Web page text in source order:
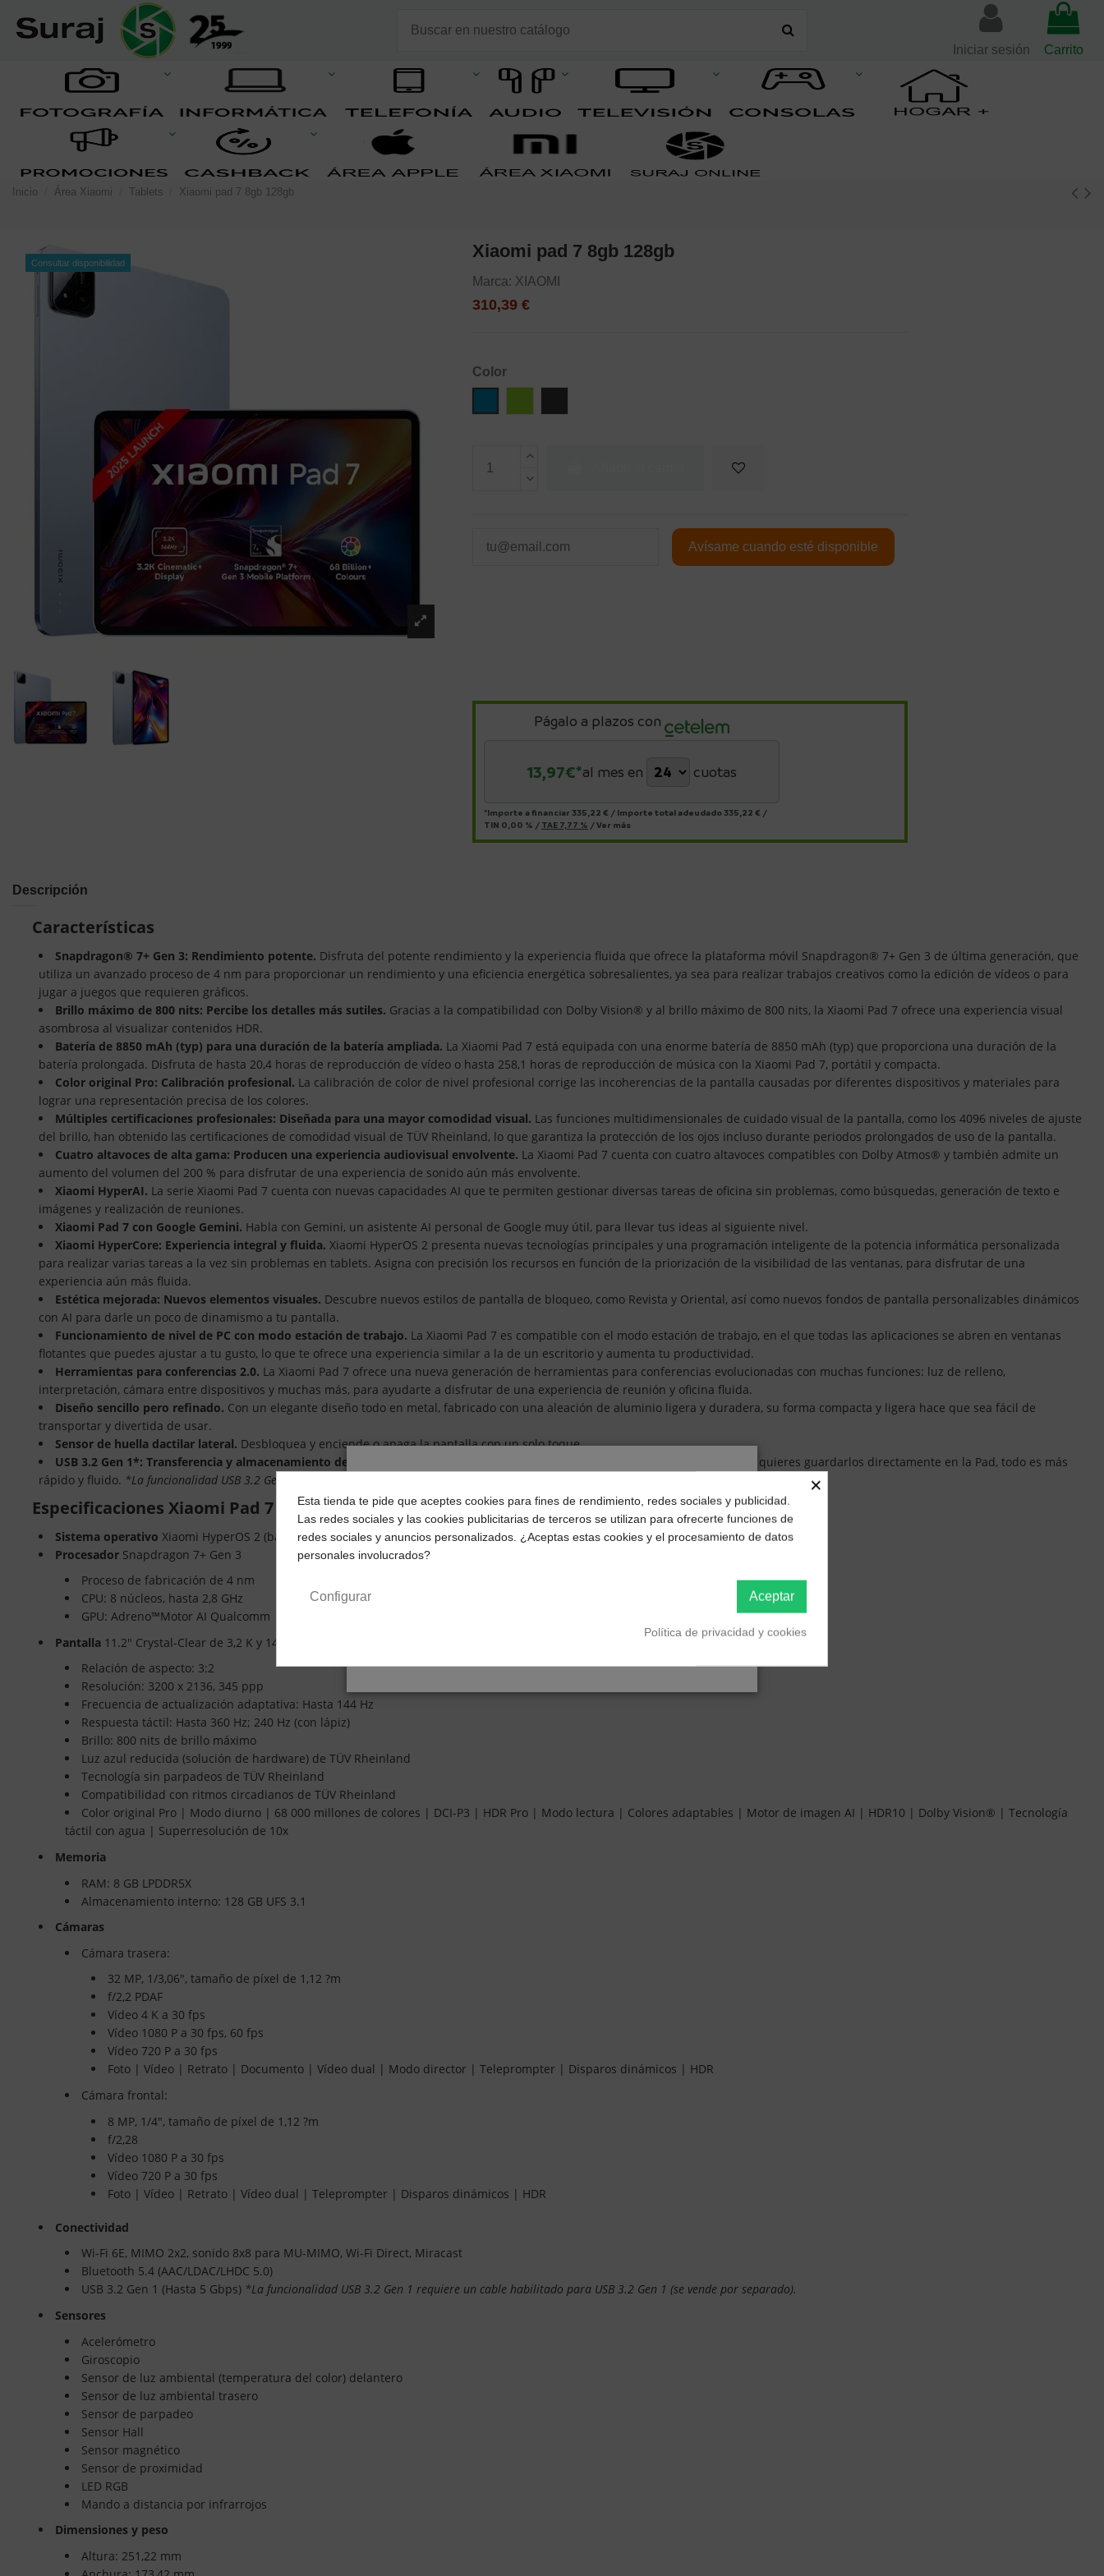
Iniciar sesión Carrito
Inicio Área Xiaomi Tablets Xiaomi pad 7 8gb 128gb
Consultar disponibilidad
Xiaomi pad 7 8gb 128gb
Marca: XIAOMI
310,39 €
Color
Págalo a plazos con
13,97€*al mes en cuotas
*Importe a financiar 335,22 € / Importe total adeudado335,22 € /
TIN 0,00 % / TAE 7,77 % /Ver más
Descripción
Características
Snapdragon® 7+ Gen 3: Rendimiento potente. Disfruta del potente rendimiento y la experiencia fluida que ofrece la plataforma móvil Snapdragon® 7+ Gen 3 de última generación, que
utiliza un avanzado proceso de 4 nm para proporcionar un rendimiento y una eficiencia energética sobresalientes, ya sea para realizar trabajos creativos como la edición de vídeos o para
jugar a juegos que requieren gráficos.
Brillo máximo de 800 nits: Percibe los detalles más sutiles. Gracias a la compatibilidad con Dolby Vision® y al brillo máximo de 800 nits, la Xiaomi Pad 7 ofrece una experiencia visual
asombrosa al visualizar contenidos HDR.
Batería de 8850 mAh (typ) para una duración de la batería ampliada. La Xiaomi Pad 7 está equipada con una enorme batería de 8850 mAh (typ) que proporciona una duración de la
batería prolongada. Disfruta de hasta 20,4 horas de reproducción de vídeo o hasta 258,1 horas de reproducción de música con la Xiaomi Pad 7, portátil y compacta.
Color original Pro: Calibración profesional. La calibración de color de nivel profesional corrige las incoherencias de la pantalla causadas por diferentes dispositivos y materiales para
lograr una representación precisa de los colores.
Múltiples certificaciones profesionales: Diseñada para una mayor comodidad visual. Las funciones multidimensionales de cuidado visual de la pantalla, como los 4096 niveles de ajuste
del brillo, han obtenido las certificaciones de comodidad visual de TÜV Rheinland, lo que garantiza la protección de los ojos incluso durante periodos prolongados de uso de la pantalla.
Cuatro altavoces de alta gama: Producen una experiencia audiovisual envolvente. La Xiaomi Pad 7 cuenta con cuatro altavoces compatibles con Dolby Atmos® y también admite un
aumento del volumen del 200 % para disfrutar de una experiencia de sonido aún más envolvente.
Xiaomi HyperAI. La serie Xiaomi Pad 7 cuenta con nuevas capacidades AI que te permiten gestionar diversas tareas de oficina sin problemas, como búsquedas, generación de texto e
imágenes y realización de reuniones.
Xiaomi Pad 7 con Google Gemini. Habla con Gemini, un asistente AI personal de Google muy útil, para llevar tus ideas al siguiente nivel.
Xiaomi HyperCore: Experiencia integral y fluida. Xiaomi HyperOS 2 presenta nuevas tecnologías principales y una programación inteligente de la potencia informática personalizada
para realizar varias tareas a la vez sin problemas en tablets. Asigna con precisión los recursos en función de la priorización de la visibilidad de las ventanas, para disfrutar de una
experiencia aún más fluida.
Estética mejorada: Nuevos elementos visuales. Descubre nuevos estilos de pantalla de bloqueo, como Revista y Oriental, así como nuevos fondos de pantalla personalizables dinámicos
con AI para darle un poco de dinamismo a tu pantalla.
Funcionamiento de nivel de PC con modo estación de trabajo. La Xiaomi Pad 7 es compatible con el modo estación de trabajo, en el que todas las aplicaciones se abren en ventanas
flotantes que puedes ajustar a tu gusto, lo que te ofrece una experiencia similar a la de un escritorio y aumenta tu productividad.
Herramientas para conferencias 2.0. La Xiaomi Pad 7 ofrece una nueva generación de herramientas para conferencias evolucionadas con muchas funciones: luz de relleno,
interpretación, cámara entre dispositivos y muchas más, para ayudarte a disfrutar de una experiencia de reunión y oficina fluida.
Diseño sencillo pero refinado. Con un elegante diseño todo en metal, fabricado con una aleación de aluminio ligera y duradera, su forma compacta y ligera hace que sea fácil de
transportar y divertida de usar.
Sensor de huella dactilar lateral. Desbloquea y enciende o apaga la pantalla con un solo toque.
USB 3.2 Gen 1*: Transferencia y almacenamiento de datos instantáneos.
Tanto si deseas transferir datos a tu portátil como si quieres guardarlos directamente en la Pad, todo es más
rápido y fluido. *La funcionalidad USB 3.2 Gen 1 requiere un cable habilitado para USB 3.2 Gen 1 (se vende por separado).
Especificaciones Xiaomi Pad 7
Sistema operativo Xiaomi HyperOS 2 (basado en Android 15)
Procesador Snapdragon 7+ Gen 3
Proceso de fabricación de 4 nm
CPU: 8 núcleos, hasta 2,8 GHz
GPU: Adreno™Motor AI Qualcomm
Pantalla 11.2" Crystal-Clear de 3,2 K y 144 Hz
Relación de aspecto: 3:2
Resolución: 3200 x 2136, 345 ppp
Frecuencia de actualización adaptativa: Hasta 144 Hz
Respuesta táctil: Hasta 360 Hz; 240 Hz (con lápiz)
Brillo: 800 nits de brillo máximo
Luz azul reducida (solución de hardware) de TÜV Rheinland
Tecnología sin parpadeos de TÜV Rheinland
Compatibilidad con ritmos circadianos de TÜV Rheinland
Color original Pro | Modo diurno | 68 000 millones de colores | DCI-P3 | HDR Pro | Modo lectura | Colores adaptables | Motor de imagen AI | HDR10 | Dolby Vision® | Tecnología
táctil con agua | Superresolución de 10x
Memoria
RAM: 8 GB LPDDR5X
Almacenamiento interno: 128 GB UFS 3.1
Cámaras
Cámara trasera:
32 MP, 1/3,06", tamaño de píxel de 1,12 ?m
f/2,2 PDAF
Vídeo 4 K a 30 fps
Vídeo 1080 P a 30 fps, 60 fps
Vídeo 720 P a 30 fps
Foto | Vídeo | Retrato | Documento | Vídeo dual | Modo director | Teleprompter | Disparos dinámicos | HDR
Cámara frontal:
8 MP, 1/4", tamaño de píxel de 1,12 ?m
f/2,28
Vídeo 1080 P a 30 fps
Vídeo 720 P a 30 fps
Foto | Vídeo | Retrato | Vídeo dual | Teleprompter | Disparos dinámicos | HDR
Conectividad
Wi-Fi 6E, MIMO 2x2, sonido 8x8 para MU-MIMO, Wi-Fi Direct, Miracast
Bluetooth 5.4 (AAC/LDAC/LHDC 5.0)
USB 3.2 Gen 1 (Hasta 5 Gbps) *La funcionalidad USB 3.2 Gen 1 requiere un cable habilitado para USB 3.2 Gen 1 (se vende por separado).
Sensores
Acelerómetro
Giroscopio
Sensor de luz ambiental (temperatura del color) delantero
Sensor de luz ambiental trasero
Sensor de parpadeo
Sensor Hall
Sensor magnético
Sensor de proximidad
LED RGB
Mando a distancia por infrarrojos
Dimensiones y peso
Altura: 251,22 mm
¿Dónde deseas recibir tu pedido?
Selecciona tu ubicación para mostrarte los precios e
impuestos correctos para tu región.
×
Esta tienda te pide que aceptes cookies para fines de rendimiento, redes sociales y publicidad.
Las redes sociales y las cookies publicitarias de terceros se utilizan para ofrecerte funciones de
redes sociales y anuncios personalizados. ¿Aceptas estas cookies y el procesamiento de datos
personales involucrados?
Aceptar
Configurar
Política de privacidad y cookies